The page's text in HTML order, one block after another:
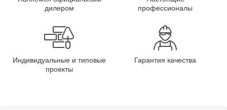
дилером
профессионалы
Индивидуальные и типовые
проекты
Гарантия качества